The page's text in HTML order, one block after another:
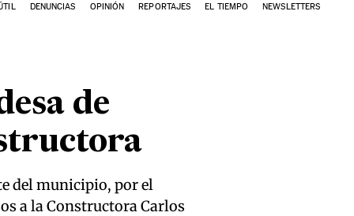
DENUNCIAS OPINIÓN REPORTAJES EL TIEMPO NEWSLETTERS
de
del municipio, por el
a la Constructora Carlos